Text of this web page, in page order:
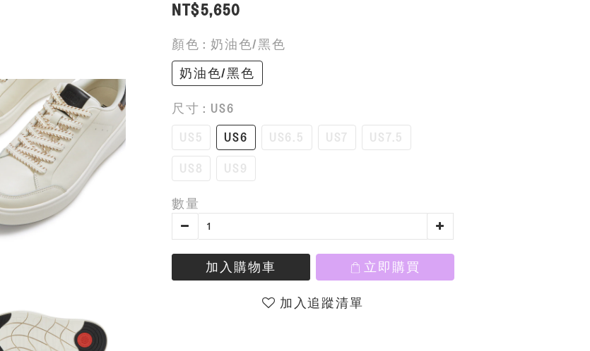
NT$5,650
顏色: 奶油色/黑色
奶油色/黑色
尺寸: US6
US5
US6 US6.5 US7
US7.5
US8
US9
數量
加入購物車 立即購買
加入追蹤清單